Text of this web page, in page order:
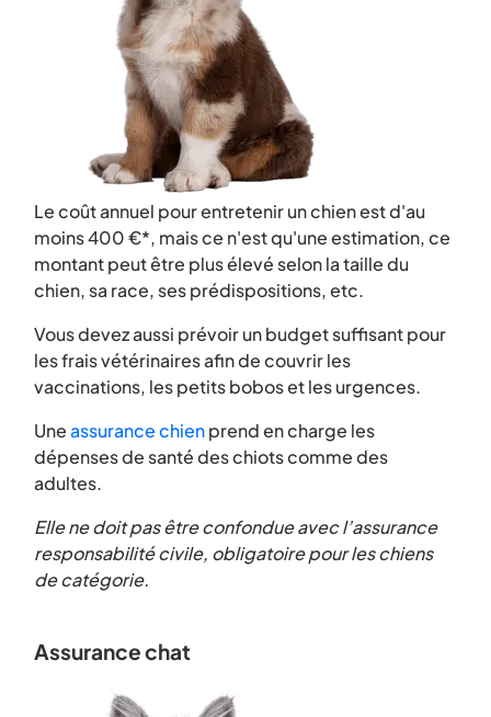
Le coût annuel pour entretenir un chien est d'au
moins 400 €*, mais ce n'est qu'une estimation, ce
montant peut être plus élevé selon la taille du
chien, sa race, ses prédispositions, etc.
Vous devez aussi prévoir un budget suffisant pour
les frais vétérinaires afin de couvrir les
vaccinations, les petits bobos et les urgences.
Uneassurance chienprend en charge les
dépenses de santé des chiots comme des
adultes.
Elle ne doit pas être confondue avec l’assurance
responsabilité civile, obligatoire pour les chiens
de catégorie.
Assurance chat